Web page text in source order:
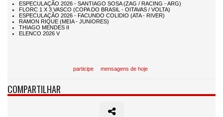
participe mensagens de hoje
COMPARTILHAR